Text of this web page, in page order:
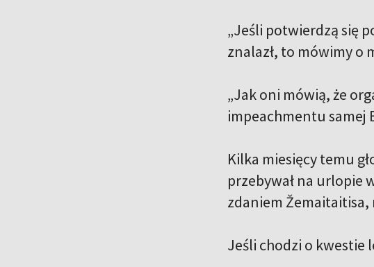
„Jeśli potwierdzą się
znalazł, to mówimy o
„Jak oni mówią, że
impeachmentu samej
Kilka miesięcy temu
przebywał na urlopie
zdaniem
Jeśli chodzi o kwestie